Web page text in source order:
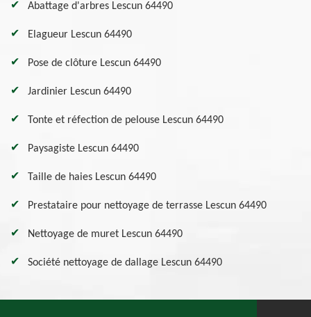
Abattage d'arbres Lescun 64490
Elagueur Lescun 64490
Pose de clôture Lescun 64490
Jardinier Lescun 64490
Tonte et réfection de pelouse Lescun 64490
Paysagiste Lescun 64490
Taille de haies Lescun 64490
Prestataire pour nettoyage de terrasse Lescun 64490
Nettoyage de muret Lescun 64490
Société nettoyage de dallage Lescun 64490